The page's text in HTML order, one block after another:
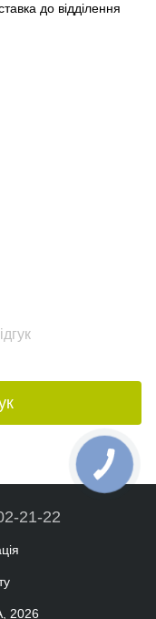
до відділення
21-22
2026